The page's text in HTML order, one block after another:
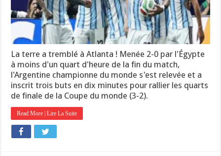
La terre a tremblé à Atlanta ! Menée 2-0 par l'Égypte
à moins d'un quart d'heure de la fin du match,
l'Argentine championne du monde s'est relevée et a
inscrit trois buts en dix minutes pour rallier les quarts
de finale de la Coupe du monde (3-2).
Read More | Lire La Suite